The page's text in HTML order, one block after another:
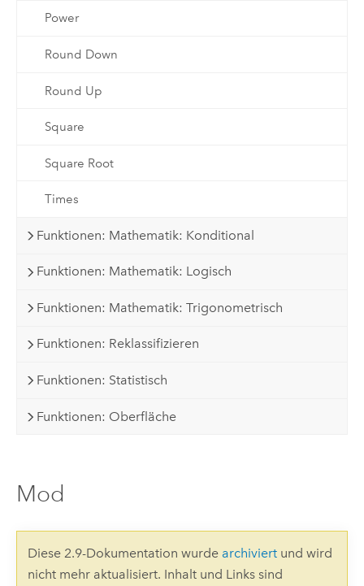
Power
Round Down
Round Up
Square
Square Root
Times
Funktionen: Mathematik: Konditional
Funktionen: Mathematik: Logisch
Funktionen: Mathematik: Trigonometrisch
Funktionen: Reklassifizieren
Funktionen: Statistisch
Funktionen: Oberfläche
Mod
Diese 2.9-Dokumentation wurde archiviertund wird
nicht mehr aktualisiert. Inhalt und Links sind